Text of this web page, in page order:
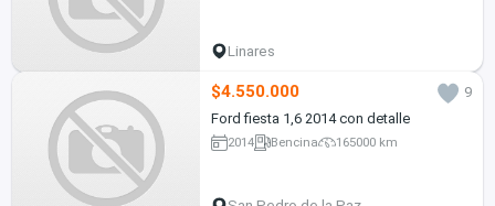
Linares
$4.550.000
9
Ford fiesta 1,6 2014 con detalle
2014 Bencina 165000 km